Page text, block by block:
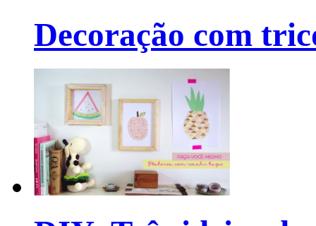
Decoração com